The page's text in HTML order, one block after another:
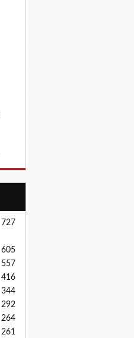
727
605
557
416
344
292
264
261